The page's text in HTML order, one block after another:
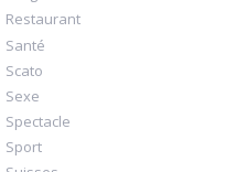
Restaurant
Santé
Scato
Sexe
Spectacle
Sport